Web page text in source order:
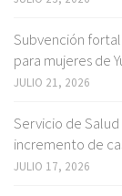
Subvención
para mujeres de
JULIO 21, 2026
Servicio de
incremento de
JULIO 17, 2026